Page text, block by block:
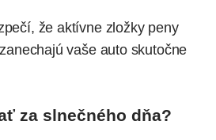
že aktívne zložky peny
vaše auto skutočne
za slnečného dňa?